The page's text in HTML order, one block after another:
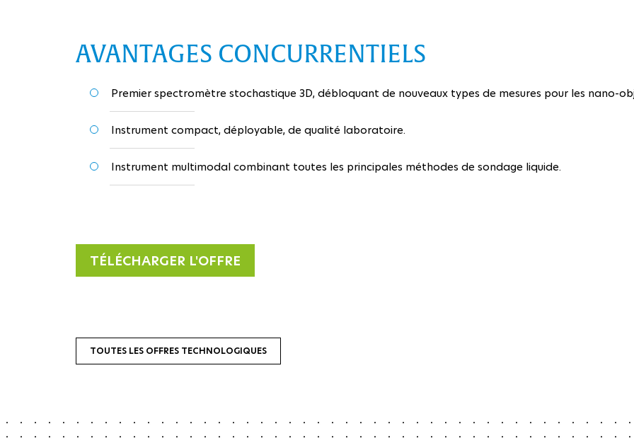
AVANTAGES CONCURRENTIELS
Premier spectromètre stochastique 3D, débloquant de nouveaux types de mesures pour les nano-
Instrument compact, déployable, de qualité laboratoire.
Instrument multimodal combinant toutes les principales méthodes de sondage liquide.
TÉLÉCHARGER L'OFFRE
TOUTES LES OFFRES TECHNOLOGIQUES